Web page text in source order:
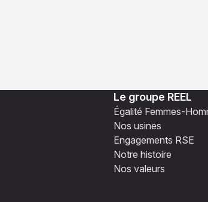
Le groupe REEL
Égalité Femmes-
Nos usines
Engagements RSE
Notre histoire
Nos valeurs